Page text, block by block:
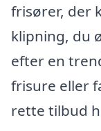
frisører, der
klipning, du
efter en
frisure eller
rette tilbud